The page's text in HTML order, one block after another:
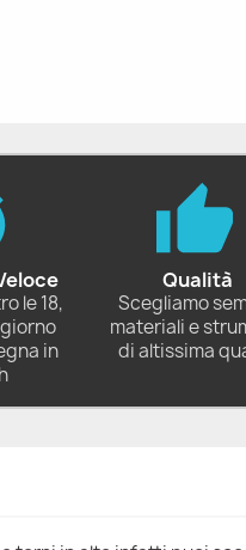
le 18,
in
Qualità
Scegliamo
materiali e
di altissima